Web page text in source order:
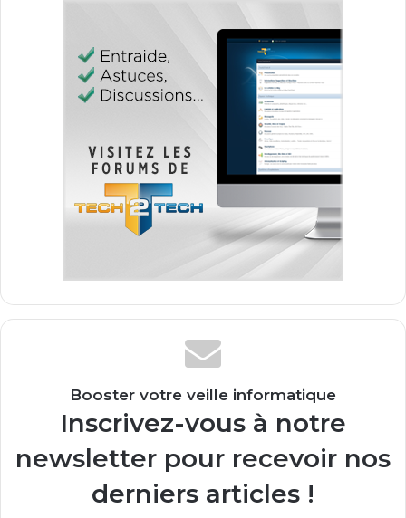
Booster votre veille informatique
Inscrivez-vous à notre
newsletter pour recevoir nos
derniers articles !